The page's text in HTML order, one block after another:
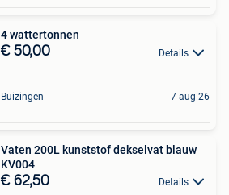
4 wattertonnen
€ 50,00 Details
Buizingen 7 aug 26
Vaten 200L kunststof dekselvat blauw
KV004
€ 62,50 Details